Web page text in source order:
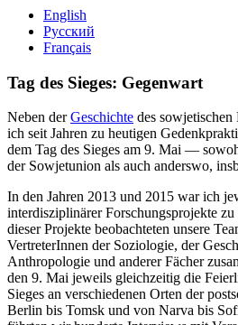
Sidebar
English
Русский
Français
Tag des Sieges: Gegenwart
Neben derGeschichte des sowjetischen
ich seit Jahren zu heutigen
dem Tag des Sieges am 9. Mai —
der Sowjetunion als auch anderswo,
In den Jahren 2013 und 2015 war ich
interdisziplinärer Forschungsprojekte
dieser Projekte beobachteten unsere
VertreterInnen der Soziologie, der
Anthropologie und anderer Fächer
den 9. Mai jeweils gleichzeitig die
Sieges an verschiedenen Orten der
Berlin bis Tomsk und von Narva bis